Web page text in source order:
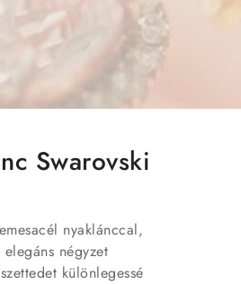
Swarovski
nyaklánccal,
négyzet
különlegessé